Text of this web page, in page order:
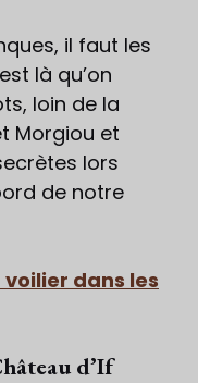
il faut les
là qu’on
loin de la
Morgiou et
lors
de notre
dans les
d’If